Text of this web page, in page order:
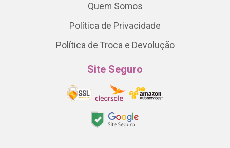
Quem Somos
Política de Privacidade
Política de Troca e Devolução
Site Seguro